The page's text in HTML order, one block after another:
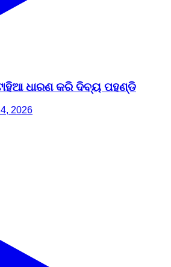
ଧାରଣ କରି ଦିବ୍ୟ ପହଣ୍ଡି
2026